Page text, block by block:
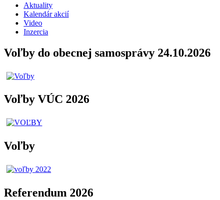
Aktuality
Kalendár akcií
Video
Inzercia
Voľby do obecnej samosprávy 24.10.2026
Voľby VÚC 2026
Voľby
Referendum 2026